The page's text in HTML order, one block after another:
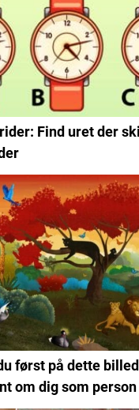
Find uret der
først på dette
om dig som person